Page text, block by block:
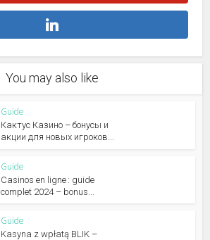
You may also like
Guide
Кактус Казино – бонусы и
акции для новых игроков...
Guide
Casinos en ligne : guide
complet 2024 – bonus...
Guide
Kasyna z wpłatą BLIK –